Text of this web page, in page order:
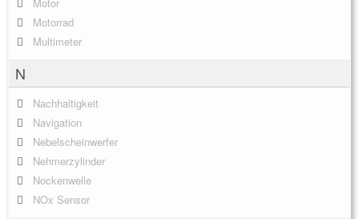
Motorrad
Multimeter
N
Nachhaltigkeit
Navigation
Nebelscheinwerfer
Nehmerzylinder
Nockenwelle
NOx Sensor